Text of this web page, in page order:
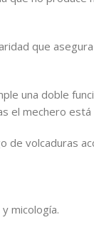
que
una doble
el mechero está
de volcaduras
micología.